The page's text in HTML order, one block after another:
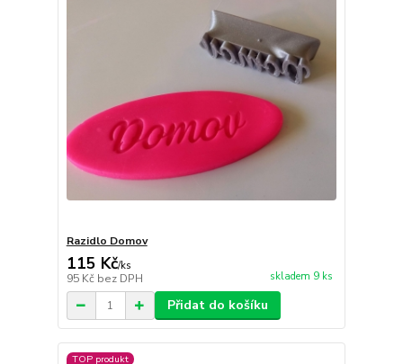
Razidlo Domov
115 Kč/ks
95 Kč bez DPH skladem 9 ks
Přidat do košíku
TOP produkt